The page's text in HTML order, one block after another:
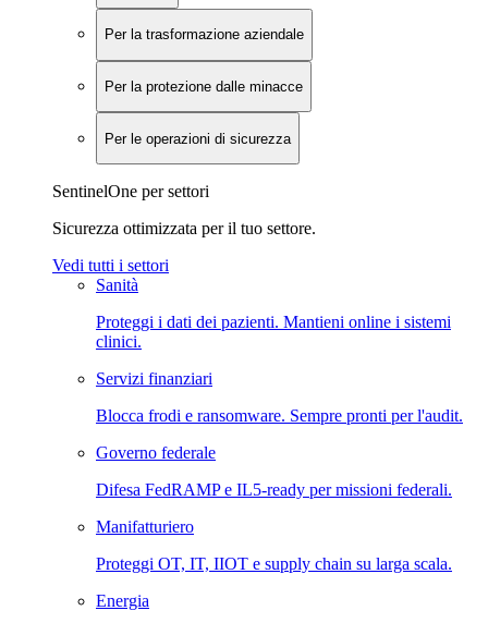
Per la trasformazione aziendale
Per la protezione dalle minacce
Per le operazioni di sicurezza
SentinelOne per settori
Sicurezza ottimizzata per il tuo settore.
Vedi tutti i settori
Sanità
Proteggi i dati dei pazienti. Mantieni online i sistemi
clinici.
Servizi finanziari
Blocca frodi e ransomware. Sempre pronti per l'audit.
Governo federale
Difesa FedRAMP e IL5-ready per missioni federali.
Manifatturiero
Proteggi OT, IT, IIOT e supply chain su larga scala.
Energia